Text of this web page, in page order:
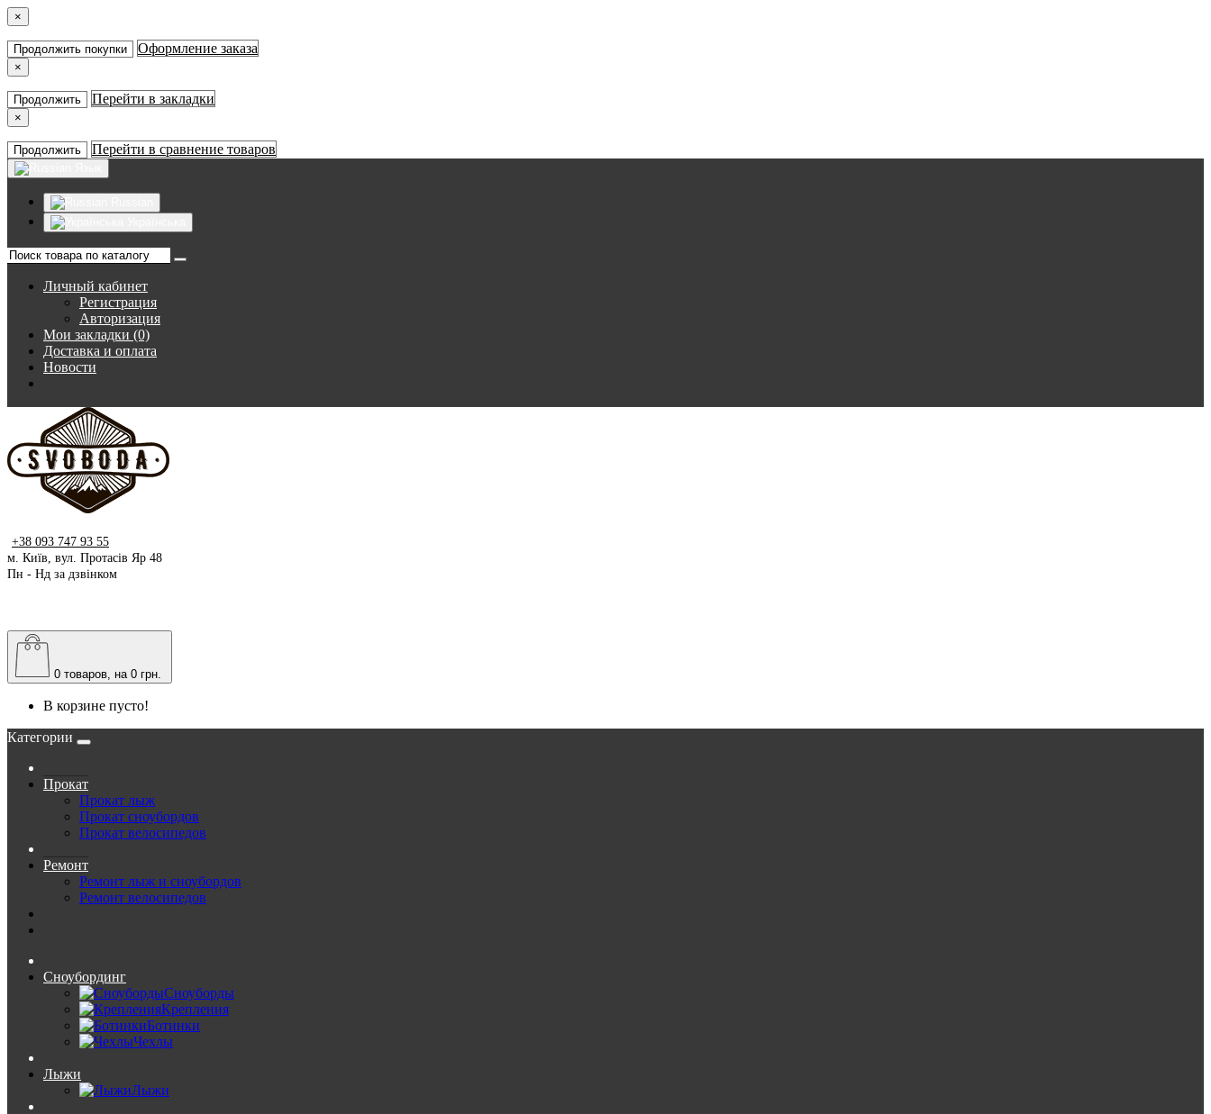
×
Продолжить покупки Оформление заказа
×
Продолжить Перейти в закладки
×
Продолжить Перейти в сравнение товаров
Личный кабинет
Регистрация
Авторизация
Мои закладки (0)
Доставка и оплата
Новости
+38 093 747 93 55
м. Київ, вул. Протасів Яр 48
Пн - Нд за дзвінком
0 товаров, на 0 грн.
В корзине пусто!
Категории
Прокат
Прокат лыж
Прокат сноубордов
Прокат велосипедов
Ремонт
Ремонт лыж и сноубордов
Ремонт велосипедов
Сноубординг
Сноуборды
Крепления
Ботинки
Чехлы
Лыжи
Лыжи